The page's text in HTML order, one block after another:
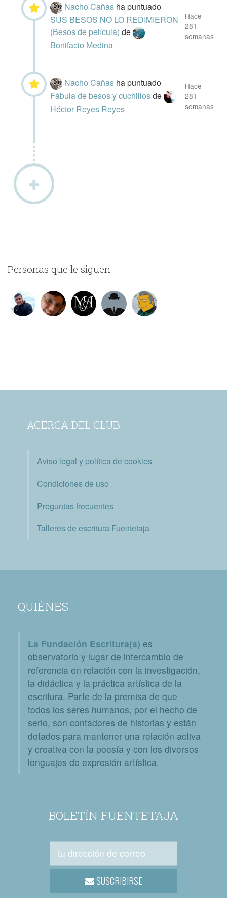
Nacho Cañas ha puntuado
SUS BESOS NO LO REDIMIERON
(Besos de película)de
Bonifacio Medina
Hace
281
semanas
Nacho Cañas ha puntuado
Fábula de besos y cuchillosde
Héctor Reyes Reyes
Hace
281
semanas
Personas que le siguen
ACERCA DEL CLUB
Aviso legal y política de cookies
Condiciones de uso
Preguntas frecuentes
Talleres de escritura Fuentetaja
QUIÉNES
La Fundación Escritura(s) es
observatorio y lugar de intercambio de
referencia en relación con la investigación,
la didáctica y la práctica artística de la
escritura. Parte de la premisa de que
todos los seres humanos, por el hecho de
serlo, son contadores de historias y están
dotados para mantener una relación activa
y creativa con la poesía y con los diversos
lenguajes de expresión artística.
BOLETÍN FUENTETAJA
SUSCRIBIRSE